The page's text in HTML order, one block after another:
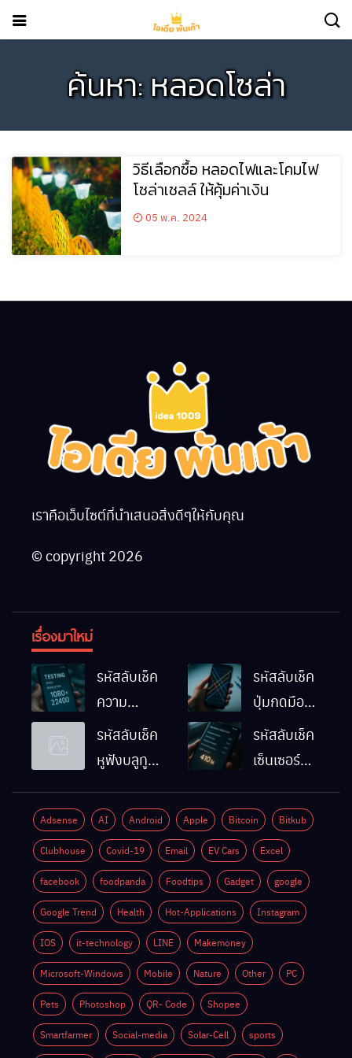
ค้นหา: หลอดโซล่า
วิธีเลือกซื้อ หลอดไฟและโคมไฟ
โซล่าเซลล์ ให้คุ้มค่าเงิน
05 พ.ค. 2024
เราคือเว็บไซต์ที่นำเสนอสิ่งดีๆให้กับคุณ
© copyright 2026
เรื่องมาใหม่
รหัสลับเช็ค
ความ
ละเอียดหน้า
จอมือถือ
รหัสลับเช็ค
ปุ่มกดมือถือ
Android
ทำงานปกติ
รหัสลับเช็ค
หูฟังบลูทูธ
Android
ด้วยตัวเอง
รหัสลับเช็ค
เซ็นเซอร์
Android
ทำงานปกติ
ไหม
Adsense AI Android Apple Bitcoin Bitkub
Clubhouse Covid-19 Email EV Cars Excel
facebook foodpanda Foodtips Gadget google
Google Trend Health Hot-Applications Instagram
IOS it-technology LINE Makemoney
Microsoft-Windows Mobile Nature Other PC
Pets Photoshop QR- Code Shopee
Smartfarmer Social-media Solar-Cell sports